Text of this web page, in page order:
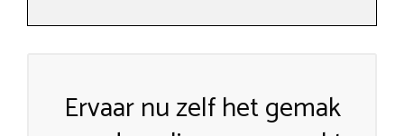
Ervaar nu zelf het gemak